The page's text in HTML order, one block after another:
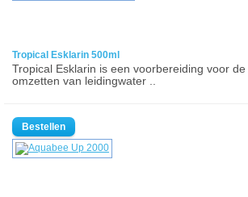
Tropical Esklarin 500ml
Tropical Esklarin is een voorbereiding voor
omzetten van leidingwater ..